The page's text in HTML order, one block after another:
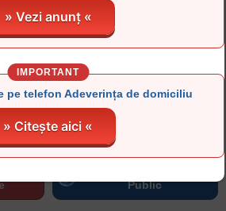
CU
Certificat atestare
electronică de identitate
Public
» Vezi anunț «
pe telefon Adeverința de domiciliu
» Citește aici «